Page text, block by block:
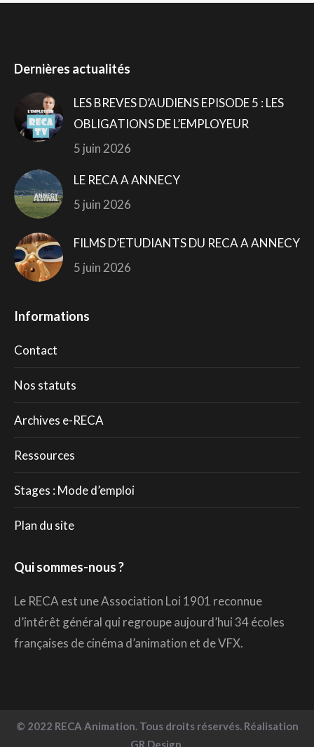
Dernières actualités
LES BREVES D’AUDIENS EPISODE 5 : LES
OBLIGATIONS DE L’EMPLOYEUR
5 juin 2026
LE RECA A ANNECY
5 juin 2026
FILMS D’ETUDIANTS DU RECA A ANNECY
5 juin 2026
Informations
Contact
Nos statuts
Archives e-RECA
Ressources
Stages : Mode d’emploi
Plan du site
Qui sommes-nous ?
Le RECA est une Association Loi 1901 reconnue
d’intérêt général qui regroupe aujourd’hui 34 écoles
françaises de cinéma d’animation et de VFX.
© 2022 RECA Animation. Tous droits réservés. Réalisation
GR Design.